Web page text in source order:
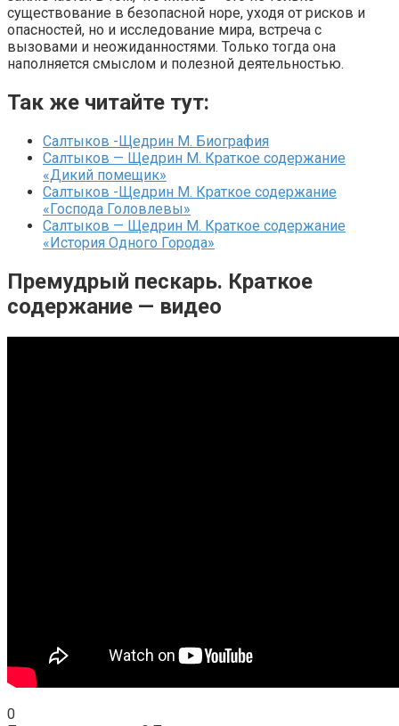
существование в безопасной норе, уходя от рисков и
опасностей, но и исследование мира, встреча с
вызовами и неожиданностями. Только тогда она
наполняется смыслом и полезной деятельностью.
Так же читайте тут:
Салтыков -Щедрин М. Биография
Салтыков — Щедрин М. Краткое содержание
«Дикий помещик»
Салтыков -Щедрин М. Краткое содержание
«Господа Головлевы»
Салтыков — Щедрин М. Краткое содержание
«История Одного Города»
Премудрый пескарь. Краткое
содержание — видео
0